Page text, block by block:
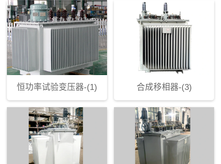
恒功率试验变压器-(1) 合成移相器-(3)